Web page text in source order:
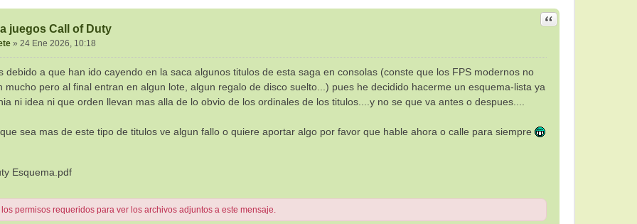
juegos Call of Duty
Citar
» 24 Ene 2026, 10:18
debido a que han ido cayendo en la saca algunos titulos de esta saga en consolas (conste que los FPS modernos no
mucho pero al final entran en algun lote, algun regalo de disco suelto...) pues he decidido hacerme un esquema-lista ya
ni idea ni que orden llevan mas alla de lo obvio de los ordinales de los titulos....y no se que va antes o despues....
sea mas de este tipo de titulos ve algun fallo o quiere aportar algo por favor que hable ahora o calle para siempre
Esquema.pdf
los permisos requeridos para ver los archivos adjuntos a este mensaje.